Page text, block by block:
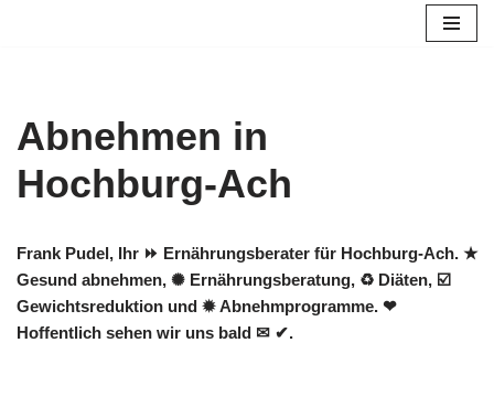
Abnehmen in
Hochburg-Ach
Frank Pudel, Ihr ⏩ Ernährungsberater für Hochburg-Ach. ★
Gesund abnehmen, ✺ Ernährungsberatung, ♻ Diäten, ☑️
Gewichtsreduktion und ✹ Abnehmprogramme. ❤
Hoffentlich sehen wir uns bald ✉ ✔.